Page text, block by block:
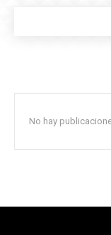
No hay